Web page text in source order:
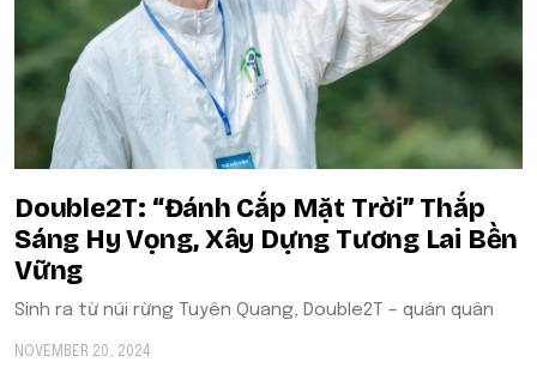
Double2T: “Đánh Cắp Mặt Trời” Thắp
Sáng Hy Vọng, Xây Dựng Tương Lai Bền
Vững
Sinh ra từ núi rừng Tuyên Quang, Double2T – quán quân
NOVEMBER 20, 2024